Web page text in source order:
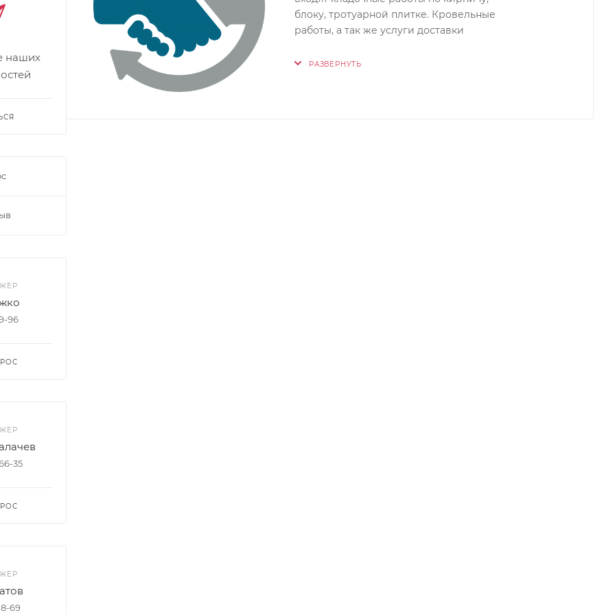
блоку, тротуарной плитке. Кровельные
работы, а так же услуги доставки
РАЗВЕРНУТЬ
наших
96
35
69